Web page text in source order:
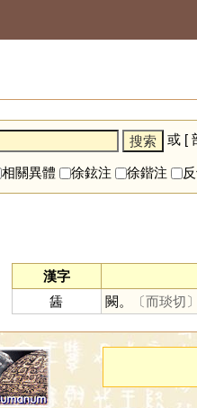
或 [
相關異體 徐鉉注 徐鍇注
漢字
䣸
闕。 〔而琰切〕